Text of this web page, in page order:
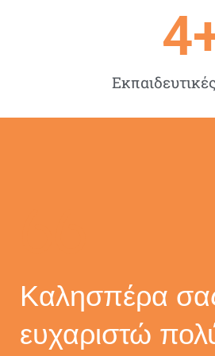
4
Καλησπέρα
ευχαριστώ